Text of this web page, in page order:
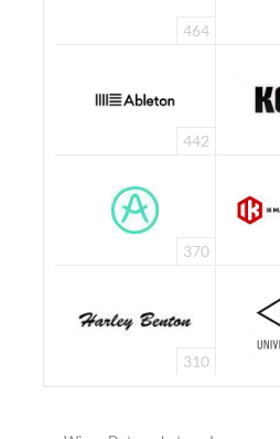
464
442
370
310